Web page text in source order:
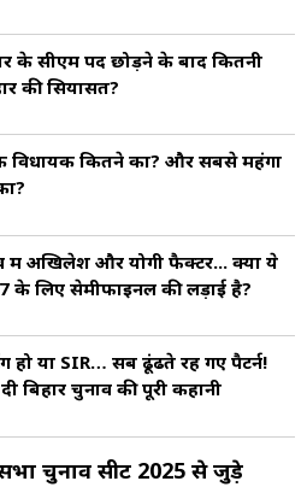
के सीएम पद छोड़ने के बाद क‍ितनी
की स‍ियासत?
विधायक कितने का? और सबसे महंगा
में अखिलेश और योगी फैक्टर... क्या ये
के लिए सेमीफाइनल की लड़ाई है?
हो या SIR… सब ढूंढते रह गए पैटर्न!
बिहार चुनाव की पूरी कहानी
चुनाव सीट 2025 से जुड़े